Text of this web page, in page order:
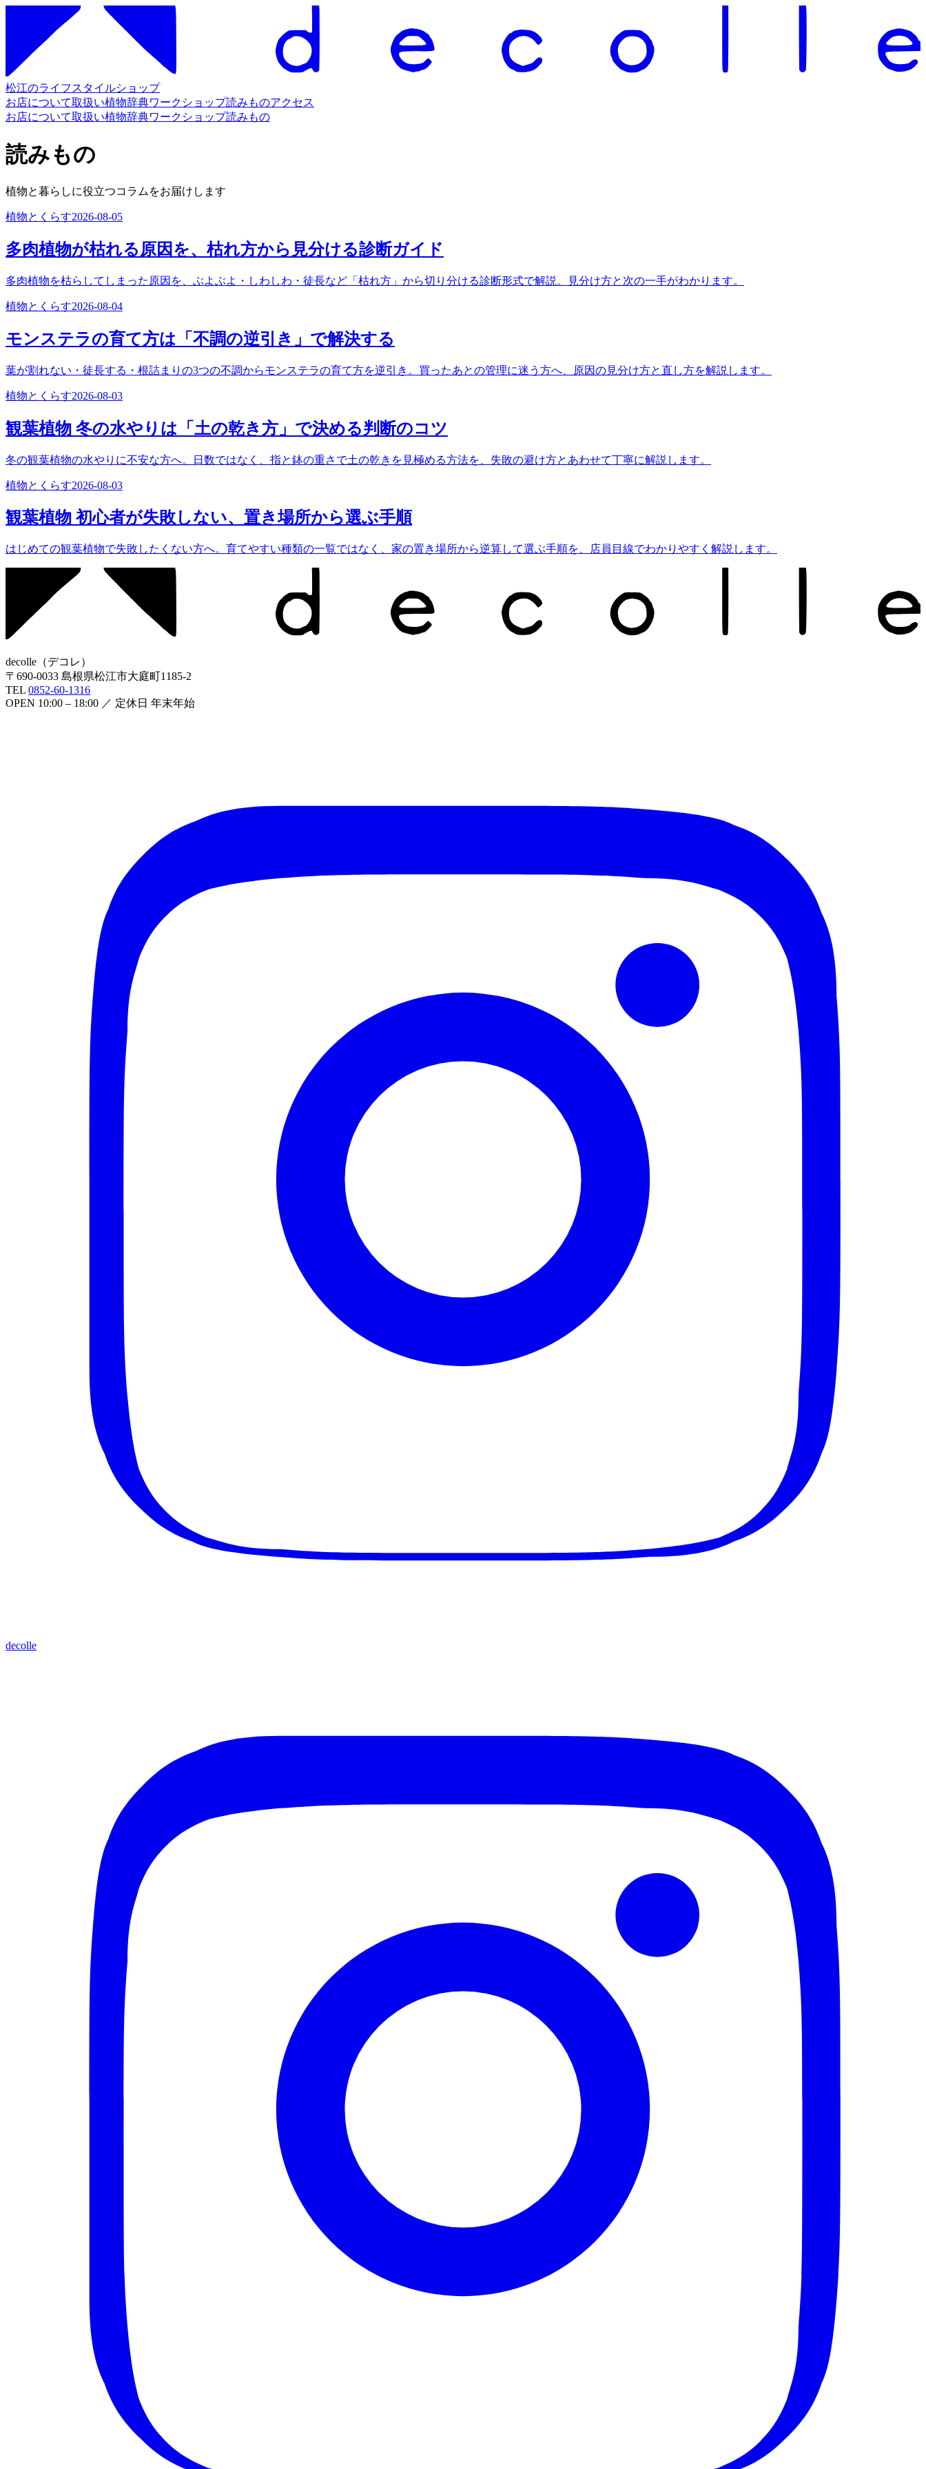
松江のライフスタイルショップ
お店について取扱い植物辞典ワークショップ読みものアクセス
お店について取扱い植物辞典ワークショップ読みもの
読みもの
植物と暮らしに役立つコラムをお届けします
植物とくらす2026-08-05
多肉植物が枯れる原因を、枯れ方から見分ける診断ガイド
多肉植物を枯らしてしまった原因を、ぶよぶよ・しわしわ・徒長など「枯れ方」から切り分ける診断形式で解説。見分け方と次の一手がわかります。
植物とくらす2026-08-04
モンステラの育て方は「不調の逆引き」で解決する
葉が割れない・徒長する・根詰まりの3つの不調からモンステラの育て方を逆引き。買ったあとの管理に迷う方へ、原因の見分け方と直し方を解説します。
植物とくらす2026-08-03
観葉植物 冬の水やりは「土の乾き方」で決める判断のコツ
冬の観葉植物の水やりに不安な方へ。日数ではなく、指と鉢の重さで土の乾きを見極める方法を、失敗の避け方とあわせて丁寧に解説します。
植物とくらす2026-08-03
観葉植物 初心者が失敗しない、置き場所から選ぶ手順
はじめての観葉植物で失敗したくない方へ。育てやすい種類の一覧ではなく、家の置き場所から逆算して選ぶ手順を、店員目線でわかりやすく解説します。
decolle （デコレ ）
〒 690-0033 島根県松江市大庭町1185-2
TEL 0852-60-1316
OPEN 10:00 – 18:00 ／ 定休日 年末年始
decolle